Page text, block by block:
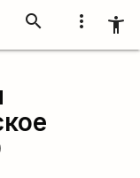
more_vert accessibility_new
search